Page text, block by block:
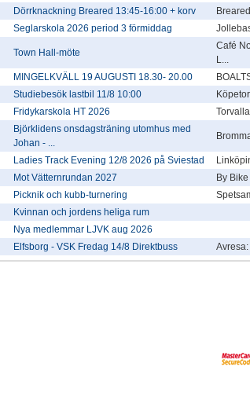
Dörrknackning Breared 13:45-16:00 + korv
Breared
Seglarskola 2026 period 3 förmiddag
Town Hall-möte
Café
L...
MINGELKVÄLL 19 AUGUSTI 18.30- 20.00
Studiebesök lastbil 11/8 10:00
Fridykarskola HT 2026
Björklidens onsdagsträning utomhus med
Johan - ...
Ladies Track Evening 12/8 2026 på Sviestad
Mot Vätternrundan 2027
By
Picknik och kubb-turnering
Kvinnan och jordens heliga rum
Nya medlemmar LJVK aug 2026
Elfsborg - VSK Fredag 14/8 Direktbuss Avresa: